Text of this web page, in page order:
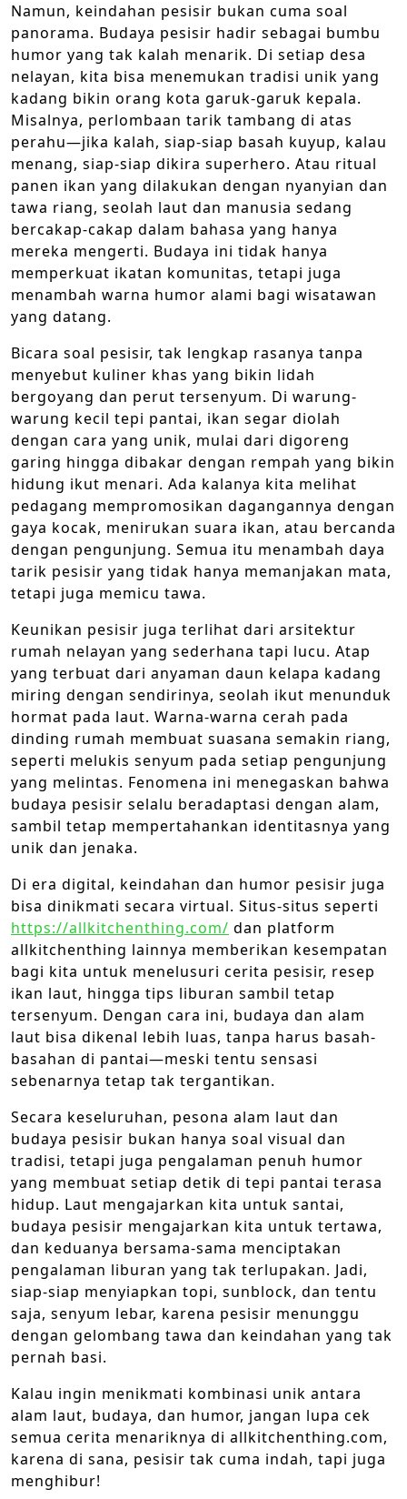
Namun, keindahan pesisir bukan cuma soal
panorama. Budaya pesisir hadir sebagai bumbu
humor yang tak kalah menarik. Di setiap desa
nelayan, kita bisa menemukan tradisi unik yang
kadang bikin orang kota garuk-garuk kepala.
Misalnya, perlombaan tarik tambang di atas
perahu—jika kalah, siap-siap basah kuyup, kalau
menang, siap-siap dikira superhero. Atau ritual
panen ikan yang dilakukan dengan nyanyian dan
tawa riang, seolah laut dan manusia sedang
bercakap-cakap dalam bahasa yang hanya
mereka mengerti. Budaya ini tidak hanya
memperkuat ikatan komunitas, tetapi juga
menambah warna humor alami bagi wisatawan
yang datang.
Bicara soal pesisir, tak lengkap rasanya tanpa
menyebut kuliner khas yang bikin lidah
bergoyang dan perut tersenyum. Di warung-
warung kecil tepi pantai, ikan segar diolah
dengan cara yang unik, mulai dari digoreng
garing hingga dibakar dengan rempah yang bikin
hidung ikut menari. Ada kalanya kita melihat
pedagang mempromosikan dagangannya dengan
gaya kocak, menirukan suara ikan, atau bercanda
dengan pengunjung. Semua itu menambah daya
tarik pesisir yang tidak hanya memanjakan mata,
tetapi juga memicu tawa.
Keunikan pesisir juga terlihat dari arsitektur
rumah nelayan yang sederhana tapi lucu. Atap
yang terbuat dari anyaman daun kelapa kadang
miring dengan sendirinya, seolah ikut menunduk
hormat pada laut. Warna-warna cerah pada
dinding rumah membuat suasana semakin riang,
seperti melukis senyum pada setiap pengunjung
yang melintas. Fenomena ini menegaskan bahwa
budaya pesisir selalu beradaptasi dengan alam,
sambil tetap mempertahankan identitasnya yang
unik dan jenaka.
Di era digital, keindahan dan humor pesisir juga
bisa dinikmati secara virtual. Situs-situs seperti
https://allkitchenthing.com/ dan platform
allkitchenthing lainnya memberikan kesempatan
bagi kita untuk menelusuri cerita pesisir, resep
ikan laut, hingga tips liburan sambil tetap
tersenyum. Dengan cara ini, budaya dan alam
laut bisa dikenal lebih luas, tanpa harus basah-
basahan di pantai—meski tentu sensasi
sebenarnya tetap tak tergantikan.
Secara keseluruhan, pesona alam laut dan
budaya pesisir bukan hanya soal visual dan
tradisi, tetapi juga pengalaman penuh humor
yang membuat setiap detik di tepi pantai terasa
hidup. Laut mengajarkan kita untuk santai,
budaya pesisir mengajarkan kita untuk tertawa,
dan keduanya bersama-sama menciptakan
pengalaman liburan yang tak terlupakan. Jadi,
siap-siap menyiapkan topi, sunblock, dan tentu
saja, senyum lebar, karena pesisir menunggu
dengan gelombang tawa dan keindahan yang tak
pernah basi.
Kalau ingin menikmati kombinasi unik antara
alam laut, budaya, dan humor, jangan lupa cek
semua cerita menariknya di allkitchenthing.com,
karena di sana, pesisir tak cuma indah, tapi juga
menghibur!